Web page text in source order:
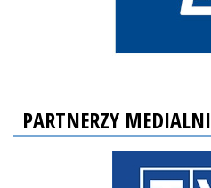
PARTNERZY MEDIALNI